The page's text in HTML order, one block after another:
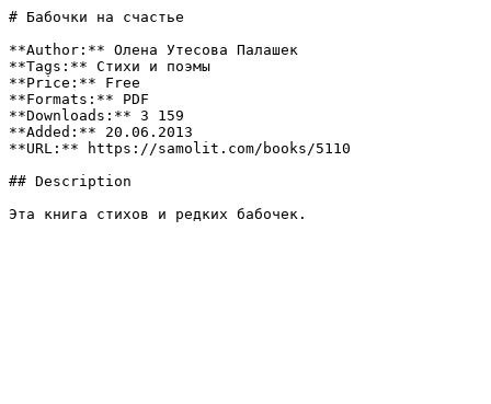
# Бабочки на счастье
**Author:** Олена Утесова Палашек
**Tags:** Стихи и поэмы
**Price:** Free
**Formats:** PDF
**Downloads:** 3 159
**Added:** 20.06.2013
**URL:** https://samolit.com/books/5110
## Description
Эта книга стихов и редких бабочек.